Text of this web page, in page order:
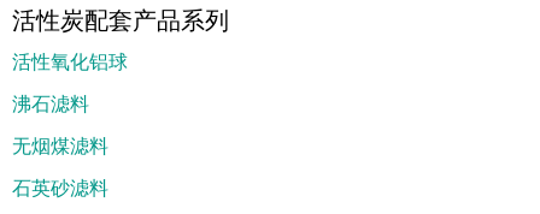
活性炭配套产品系列
活性氧化铝球
沸石滤料
无烟煤滤料
石英砂滤料